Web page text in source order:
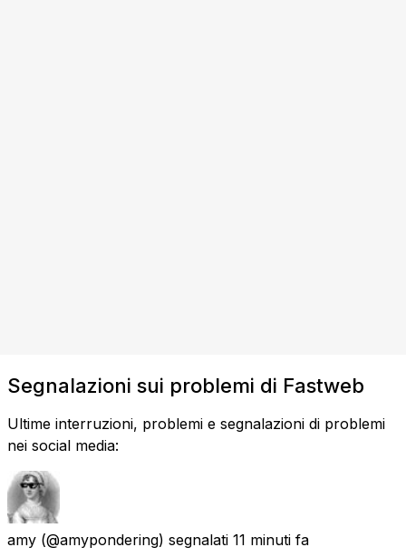
Segnalazioni sui problemi di Fastweb
Ultime interruzioni, problemi e segnalazioni di problemi
nei social media:
amy (@amypondering) segnalati 11 minuti fa